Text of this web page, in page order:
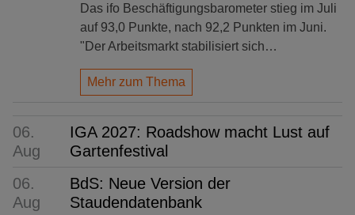
Das ifo Beschäftigungsbarometer stieg im Juli
auf 93,0 Punkte, nach 92,2 Punkten im Juni.
"Der Arbeitsmarkt stabilisiert sich…
Mehr zum Thema
06.
Aug
IGA 2027: Roadshow macht Lust auf
Gartenfestival
06.
Aug
BdS: Neue Version der
Staudendatenbank